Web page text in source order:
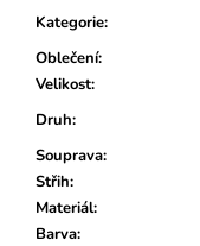
Kategorie:
Oblečení:
Velikost:
Druh:
Souprava:
Střih:
Materiál:
Barva:
370
Kč